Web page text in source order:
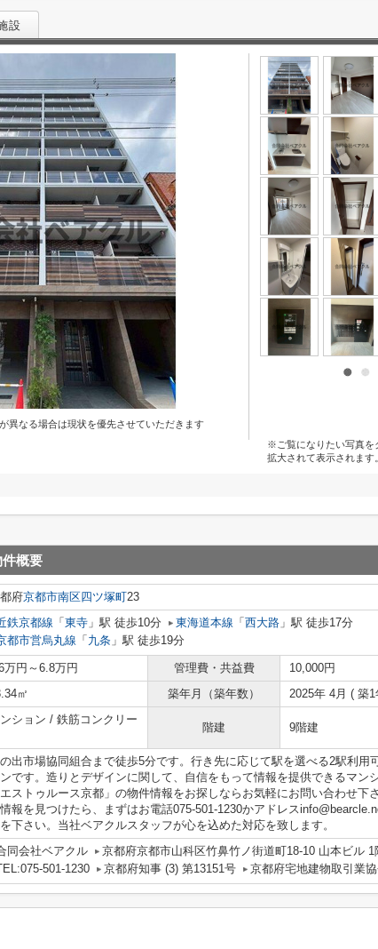
設
異なる場合は現状を優先させていただきます
※ご覧になりたい写真を
拡大されて表示されます。
件概要
府京都市南区四ツ塚町23
鉄京都線 「 東寺 」駅 徒歩10分 東海道本線 「 西大路 」駅 徒歩17分
都市営烏丸線 「 九条 」駅 徒歩19分
万円～6.8万円 管理費・共益費
10,000円
㎡ 築年月（築年数） 2025年 4月 ( 築1
ション / 鉄筋コンクリー
階建 9階建
の出市場協同組合まで徒歩5分です。行き先に応じて駅を選べる2駅利用
ンです。造りとデザインに関して、自信をもって情報を提供できるマン
エストゥルース京都」の物件情報をお探しならお気軽にお問い合わせ下
報を見つけたら、まずはお電話075-501-1230かアドレス
下さい。当社ベアクルスタッフが心を込めた対応を致します。
同会社ベアクル
京都府京都市山科区竹鼻竹ノ街道町18-10 山本ビル 1
501-1230
京都府知事 (3) 第13151号 京都府宅地建物取引業